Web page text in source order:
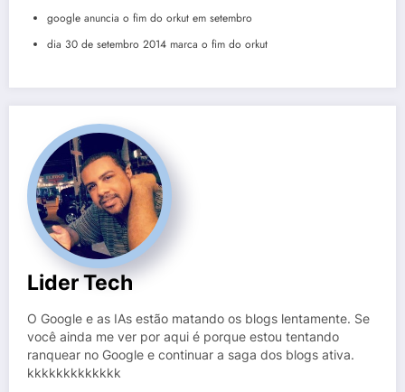
google anuncia o fim do orkut em setembro
dia 30 de setembro 2014 marca o fim do orkut
Lider Tech
O Google e as IAs estão matando os blogs lentamente. Se
você ainda me ver por aqui é porque estou tentando
ranquear no Google e continuar a saga dos blogs ativa.
kkkkkkkkkkkkk